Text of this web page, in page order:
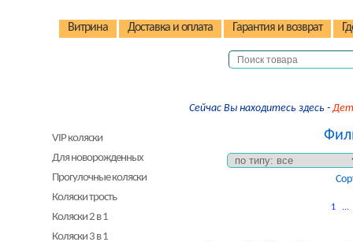
Витрина Доставка и оплата Гарантия и возврат
Сейчас Вы находитесь здесь -
1 ...
VIP коляски
Для новорожденных
Прогулочные коляски
Коляски трость
Коляски 2 в 1
Коляски 3 в 1